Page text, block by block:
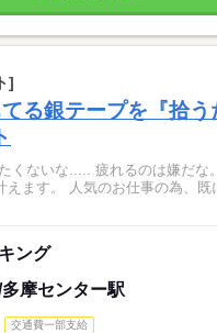
]
る銀テープを『拾う
為、既に登録してい
ング
摩センター駅
交通費一部支給